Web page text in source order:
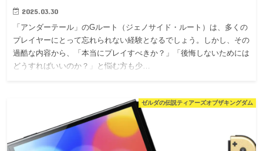
2025.03.30
「アンダーテール」のGルート（ジェノサイド・ルート）は、多くの
プレイヤーにとって忘れられない経験となるでしょう。しかし、その
過酷な内容から、「本当にプレイすべきか？」「後悔しないためには
どうすればいいのか？」と悩む方も少…
ゼルダの伝説ティアーズオブザキングダム